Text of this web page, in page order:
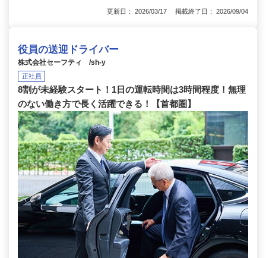
更新日： 2026/03/17 掲載終了日： 2026/09/04
役員の送迎ドライバー
株式会社セーフティ /sh-y
正社員
8割が未経験スタート！1日の運転時間は3時間程度！無理
のない働き方で長く活躍できる！【首都圏】